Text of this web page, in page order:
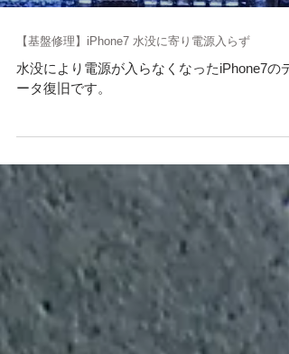
【基盤修理】iPhone7 水没に寄り電源入らず
水没により電源が入らなくなったiPhone7のデ
ータ復旧です。